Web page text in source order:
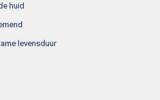
huid
levensduur